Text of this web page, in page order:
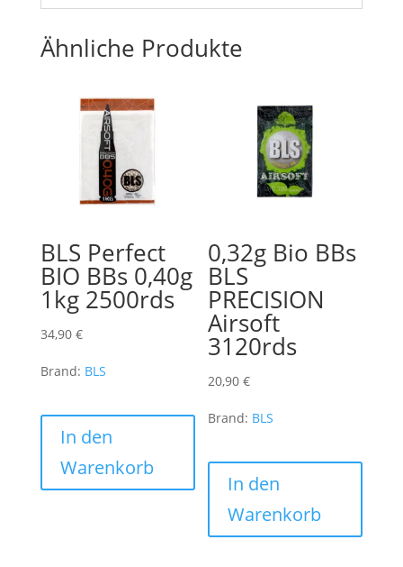
Ähnliche Produkte
BLS Perfect
BIO BBs 0,40g
1kg 2500rds
34,90 €
Brand: BLS
In den
Warenkorb
0,32g Bio BBs
BLS
PRECISION
Airsoft
3120rds
20,90€
Brand: BLS
In den
Warenkorb